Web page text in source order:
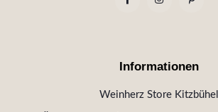
Informationen
Weinherz Store Kitzbühel